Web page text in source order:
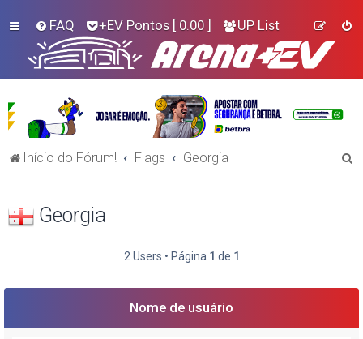
FAQ +EV Pontos [ 0.00 ] UP List
Início do Fórum! Flags Georgia
s
Georgia
2 Users • Página 1 de 1
Nome de usuário